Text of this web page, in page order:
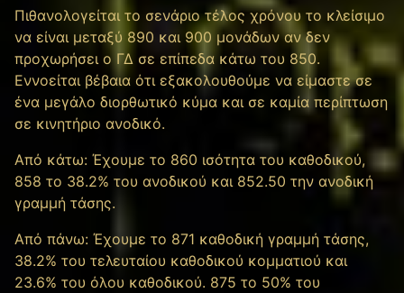
Πιθανολογείται το σενάριο τέλος χρόνου το κλείσιμο
να είναι μεταξύ 890 και 900 μονάδων αν δεν
προχωρήσει ο ΓΔ σε επίπεδα κάτω του 850.
Εννοείται βέβαια ότι εξακολουθούμε να είμαστε σε
ένα μεγάλο διορθωτικό κύμα και σε καμία περίπτωση
σε κινητήριο ανοδικό.
Από κάτω: Έχουμε το 860 ισότητα του καθοδικού,
858 το 38.2% του ανοδικού και 852.50 την ανοδική
γραμμή τάσης.
Από πάνω: Έχουμε τo 871 καθοδική γραμμή τάσης,
38.2% του τελευταίου καθοδικού κομματιού και
23.6% του όλου καθοδικού. 875 το 50% του